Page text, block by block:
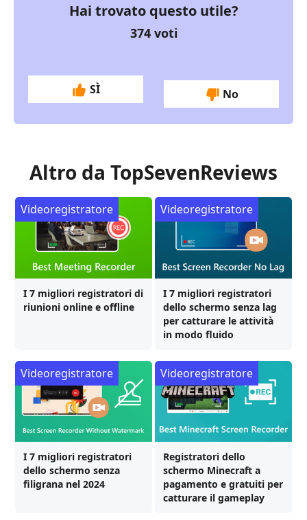
Hai trovato questo utile?
374voti
SÌ No
Altro da TopSevenReviews
I 7 migliori registratori di
riunioni online e offline
Videoregistratore
I 7 migliori registratori
dello schermo senza lag
per catturare le attività
in modo fluido
Videoregistratore
I 7 migliori registratori
dello schermo senza
filigrana nel 2024
Videoregistratore
Registratori dello
schermo Minecraft a
pagamento e gratuiti per
catturare il gameplay
Videoregistratore